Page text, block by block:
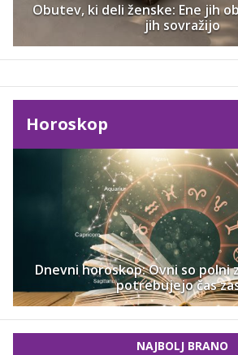
Obutev, ki deli ženske: Ene jih
jih sovražijo
Horoskop
Dnevni horoskop: Ovni so polni
potrebujejo čas
NAJBOLJ BRANO